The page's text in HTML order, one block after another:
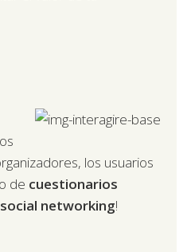
los usuarios
de cuestionarios
social networking!